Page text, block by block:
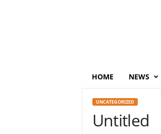
HOME NEWS
UNCATEGORIZED
Untitled